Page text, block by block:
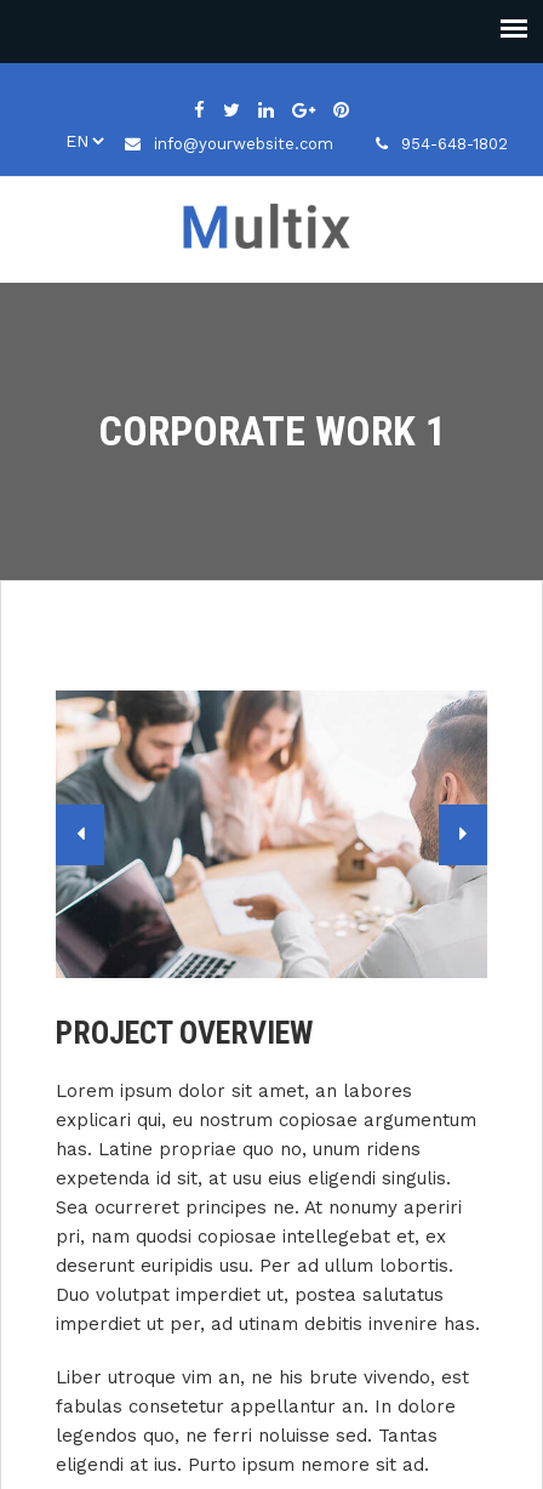
info@yourwebsite.com 954-648-1802
CORPORATE WORK 1
PROJECT OVERVIEW
Lorem ipsum dolor sit amet, an labores
explicari qui, eu nostrum copiosae argumentum
has. Latine propriae quo no, unum ridens
expetenda id sit, at usu eius eligendi singulis.
Sea ocurreret principes ne. At nonumy aperiri
pri, nam quodsi copiosae intellegebat et, ex
deserunt euripidis usu. Per ad ullum lobortis.
Duo volutpat imperdiet ut, postea salutatus
imperdiet ut per, ad utinam debitis invenire has.
Liber utroque vim an, ne his brute vivendo, est
fabulas consetetur appellantur an. In dolore
legendos quo, ne ferri noluisse sed. Tantas
eligendi at ius. Purto ipsum nemore sit ad.